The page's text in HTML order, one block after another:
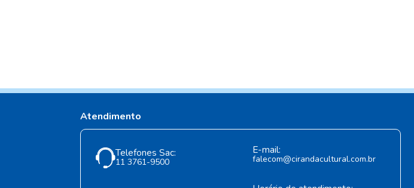
Atendimento
Telefones Sac:
11 3761-9500
E-mail:
falecom@cirandacultural.com.br